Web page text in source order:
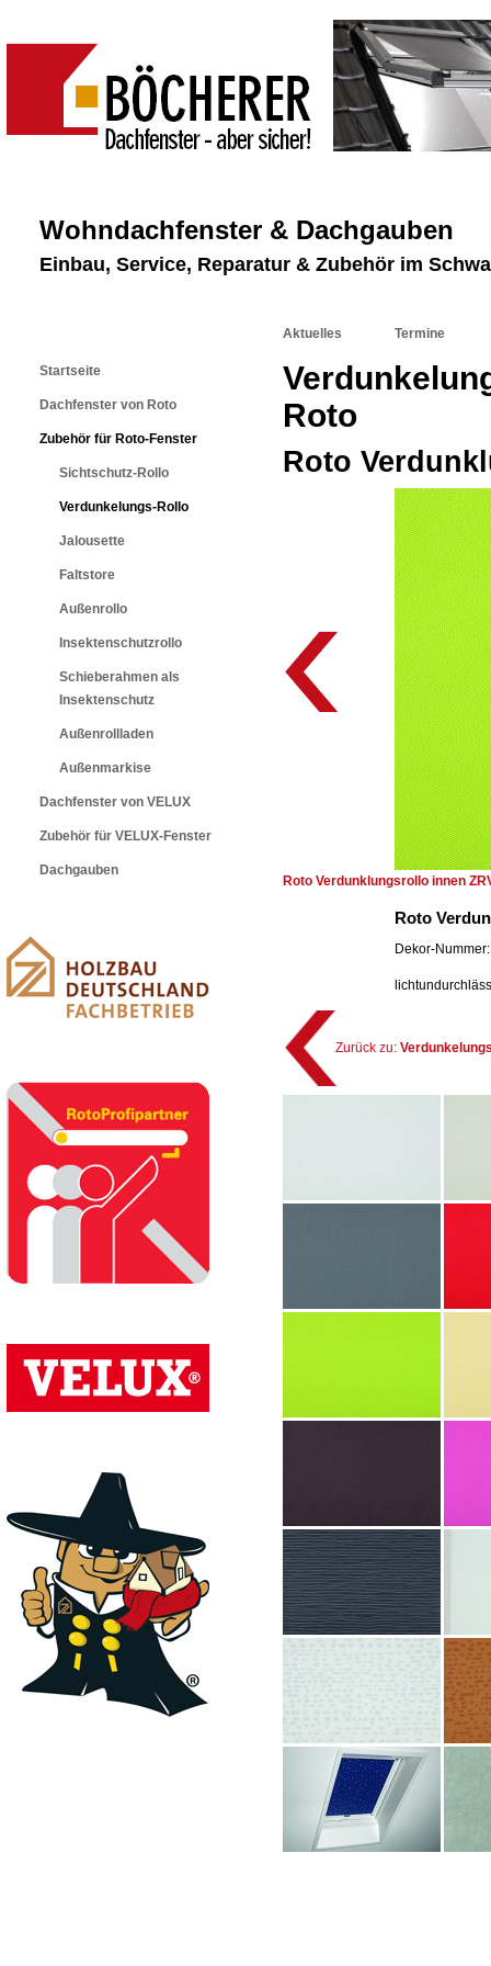
Wohndachfenster & Dachgauben
Einbau, Service, Reparatur & Zubehör im
Startseite
Dachfenster von Roto
Zubehör für Roto-Fenster
Sichtschutz-Rollo
Verdunkelungs-Rollo
Jalousette
Faltstore
Außenrollo
Insektenschutzrollo
Schieberahmen als
Insektenschutz
Außenrollladen
Außenmarkise
Dachfenster von VELUX
Zubehör für VELUX-Fenster
Dachgauben
Aktuelles Termine
Roto
Roto
Roto Verdunklungsrollo innen
Roto
Dekor-
Zurück zu: